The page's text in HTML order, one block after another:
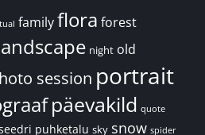
familyflora forest
night old
session portrait
päevakild quote
puhketalu sky snow spider